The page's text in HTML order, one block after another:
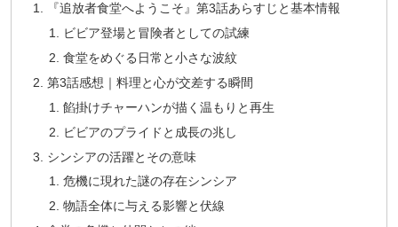
『追放者食堂へようこそ』第3話あらすじと基本情報
ビビア登場と冒険者としての試練
食堂をめぐる日常と小さな波紋
第3話感想｜料理と心が交差する瞬間
餡掛けチャーハンが描く温もりと再生
ビビアのプライドと成長の兆し
シンシアの活躍とその意味
危機に現れた謎の存在シンシア
物語全体に与える影響と伏線